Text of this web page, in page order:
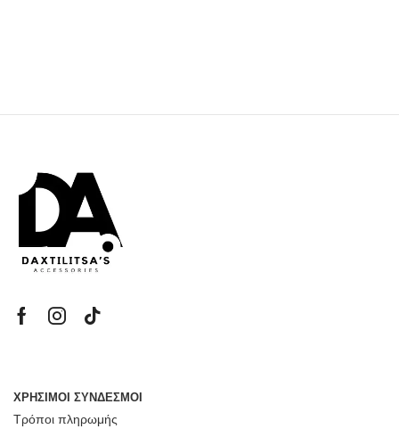
ΧΡΗΣΙΜΟΙ ΣΥΝΔΕΣΜΟΙ
Τρόποι πληρωμής